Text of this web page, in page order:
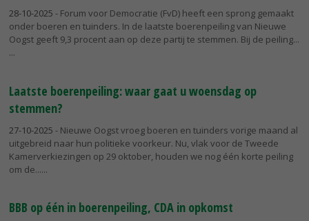
28-10-2025 - Forum voor Democratie (FvD) heeft een sprong gemaakt
onder boeren en tuinders. In de laatste boerenpeiling van Nieuwe
Oogst geeft 9,3 procent aan op deze partij te stemmen. Bij de peiling...
Laatste boerenpeiling: waar gaat u woensdag op
stemmen?
27-10-2025 - Nieuwe Oogst vroeg boeren en tuinders vorige maand al
uitgebreid naar hun politieke voorkeur. Nu, vlak voor de Tweede
Kamerverkiezingen op 29 oktober, houden we nog één korte peiling
om de...
BBB op één in boerenpeiling, CDA in opkomst